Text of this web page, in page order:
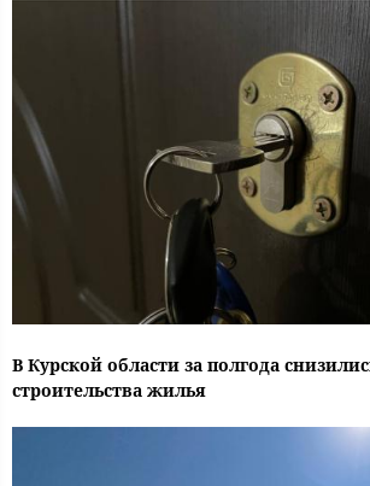
В Курской области за полгода
строительства жилья